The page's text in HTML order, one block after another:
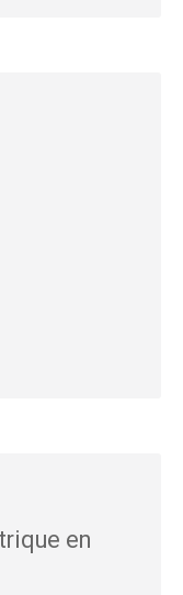
en